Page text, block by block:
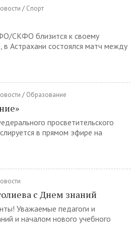
/ Спорт
СКФО близится к своему
в Астрахани состоялся матч между
/ Образование
просветительского
в прямом эфире на
с Днем знаний
Уважаемые педагоги и
и началом нового учебного